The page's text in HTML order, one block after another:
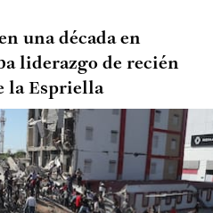
una década en
liderazgo de recién
la Espriella